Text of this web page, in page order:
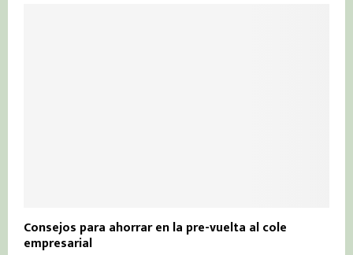
Consejos para ahorrar en la pre-vuelta al cole
empresarial